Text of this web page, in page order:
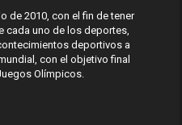
de 2010, con el fin de tener
cada uno de los deportes,
deportivos a
con el objetivo final
Olímpicos.